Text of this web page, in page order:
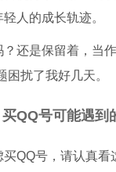
人的成长轨迹。
还是保留着，当
困扰了我好几天。
QQ号可能遇到
买QQ号，请认真